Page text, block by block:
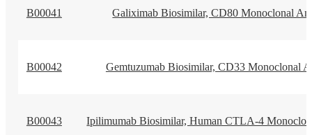
B00041 Galiximab Biosimilar, CD80 Monoclonal
B00042 Gemtuzumab Biosimilar, CD33 Monoclonal
B00043 Ipilimumab Biosimilar, Human CTLA-4